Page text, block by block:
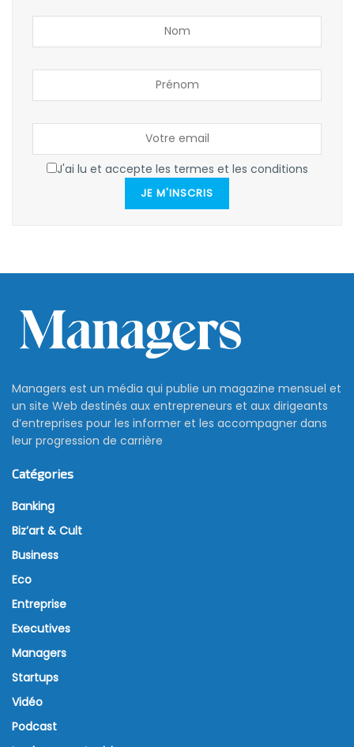
J'ai lu et accepte les termes et les conditions
JE M'INSCRIS
Managers est un média qui publie un magazine mensuel et
un site Web destinés aux entrepreneurs et aux dirigeants
d’entreprises pour les informer et les accompagner dans
leur progression de carrière
Catégories
Banking
Biz’art & Cult
Business
Eco
Entreprise
Executives
Managers
Startups
Vidéo
Podcast